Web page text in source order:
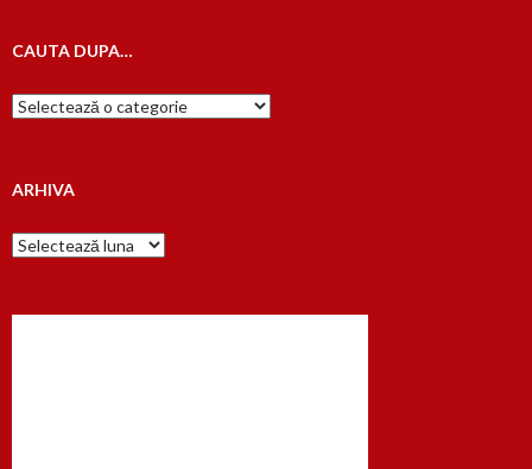
CAUTA DUPA…
Cauta
dupa…
ARHIVA
Arhiva